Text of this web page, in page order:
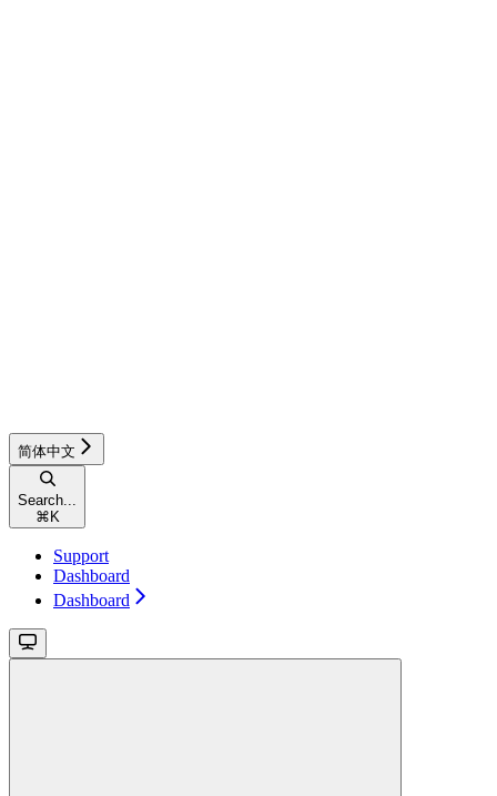
简体中文
Search...
⌘ K
Support
Dashboard
Dashboard